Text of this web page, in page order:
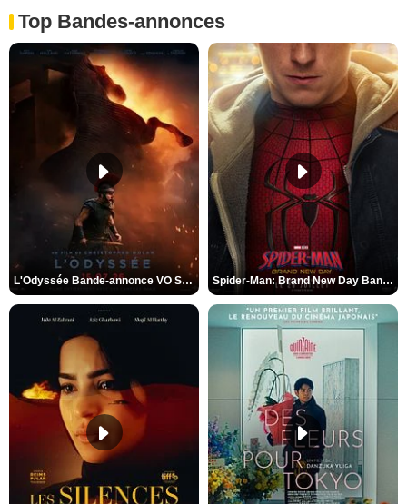
Top Bandes-annonces
L'Odyssée Bande-annonce VO STFR Spider-Man: Brand New Day Bande-annonce VO STFR